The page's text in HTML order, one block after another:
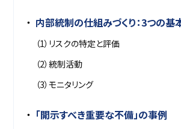
内部統制の仕組みづくり：3つの基
（1）リスクの特定と評価
（2）統制活動
（3）モニタリング
「開示すべき重要な不備」の事例